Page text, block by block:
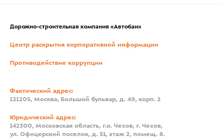
Дорожно-строительная компания «Автобан»
Центр раскрытия корпоративной информации
Противодействие коррупции
Фактический адрес:
121205, Москва, Большой бульвар, д. 49, корп. 2
Юридический адрес:
142300, Московская область, г.о. Чехов, г. Чехов,
ул. Офицерский поселок, д. 51, этаж 2, помещ. 8.